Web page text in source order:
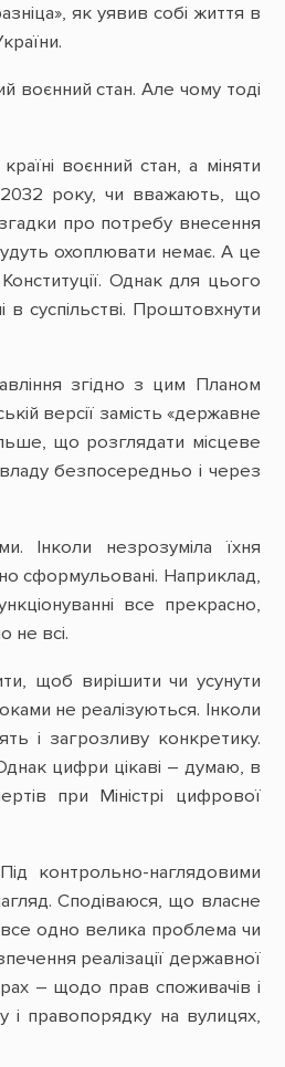
як уявив собі життя в
воєнний стан. Але чому тоді
воєнний стан, а міняти
2032 року, чи вважають, що
про потребу внесення
охоплювати немає. А це
Однак для цього
суспільстві. Проштовхнути
згідно з цим Планом
версії замість «державне
що розглядати місцеве
безпосередньо і через
Інколи незрозуміла їхня
сформульовані. Наприклад,
все прекрасно,
не всі.
щоб вирішити чи усунути
не реалізуються. Інколи
і загрозливу конкретику.
цифри цікаві – думаю, в
при Міністрі цифрової
контрольно-наглядовими
Сподіваюся, що власне
все одно велика проблема чи
реалізації державної
– щодо прав споживачів і
і правопорядку на вулицях,